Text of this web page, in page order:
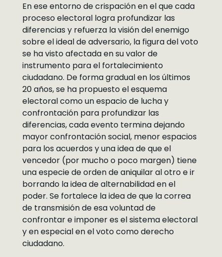
En ese entorno de crispación en el que cada
proceso electoral logra profundizar las
diferencias y refuerza la visión del enemigo
sobre el ideal de adversario, la figura del voto
se ha visto afectada en su valor de
instrumento para el fortalecimiento
ciudadano. De forma gradual en los últimos
20 años, se ha propuesto el esquema
electoral como un espacio de lucha y
confrontación para profundizar las
diferencias, cada evento termina dejando
mayor confrontación social, menor espacios
para los acuerdos y una idea de que el
vencedor (por mucho o poco margen) tiene
una especie de orden de aniquilar al otro e ir
borrando la idea de alternabilidad en el
poder. Se fortalece la idea de que la correa
de transmisión de esa voluntad de
confrontar e imponer es el sistema electoral
y en especial en el voto como derecho
ciudadano.